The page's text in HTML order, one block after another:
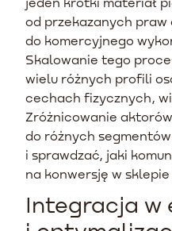
od przekazanych praw
do komercyjnego
Skalowanie tego
wielu różnych profili
cechach fizycznych,
Zróżnicowanie
do różnych
i sprawdzać, jaki
na konwersję w
Integracja w